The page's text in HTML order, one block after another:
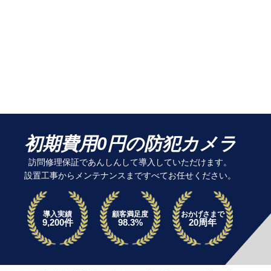
初期費用0円の防犯カメラ
訪問修理保証であんしんして導入していただけます。
設置工事からメンテナンスまですべてお任せください。
導入実績
9,200件
顧客満足度
98.3%
おかげさまで
20周年